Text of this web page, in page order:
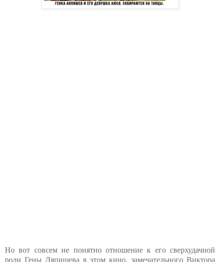
Но вот совсем не понятно отношение к его сверхудачной
роли Гены Ляпишева в этом кино, замечательного Виктора